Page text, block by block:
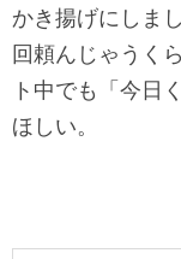
かき揚げにしま
回頼んじゃうく
ト中でも「今日
ほしい。